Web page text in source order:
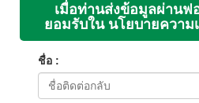
เมื่อท่านส่งข้อมูลผ่านฟ
ยอมรับใน นโยบายความ
ชื่อ :